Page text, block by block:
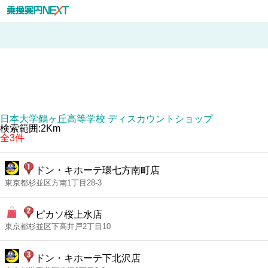
日本大学鶴ヶ丘高等学校 ディスカウントショップ
検索範囲:2Km
全3件
ドン・キホーテ環七方南町店
東京都杉並区方南1丁目28-3
ピカソ桜上水店
東京都杉並区下高井戸2丁目10
ドン・キホーテ下北沢店